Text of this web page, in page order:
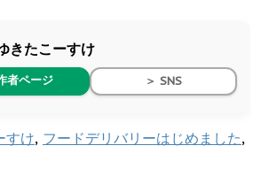
きたこーすけ
者ページ ＞ SNS
すけ, フードデリバリーはじめました,